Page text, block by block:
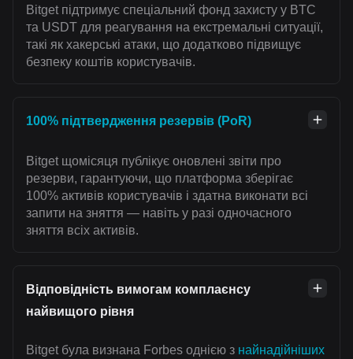
Bitget підтримує спеціальний фонд захисту у BTC
та USDT для реагування на екстремальні ситуації,
такі як хакерські атаки, що додатково підвищує
безпеку коштів користувачів.
100% підтвердження резервів (PoR)
Bitget щомісяця публікує оновлені звіти про
резерви, гарантуючи, що платформа зберігає
100% активів користувачів і здатна виконати всі
запити на зняття — навіть у разі одночасного
зняття всіх активів.
Відповідність вимогам комплаєнсу
найвищого рівня
Bitget була визнана Forbes однією з найнадійніших